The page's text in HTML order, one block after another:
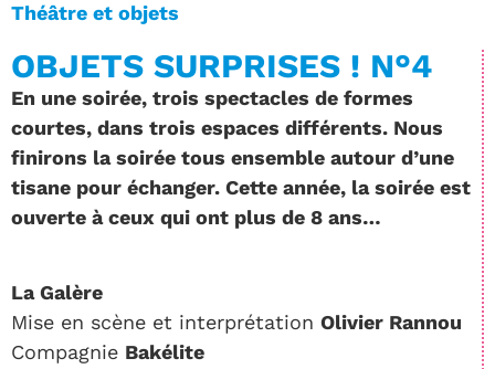
Théâtre et objets
OBJETS SURPRISES ! N°4
En une soirée, trois spectacles de formes
courtes, dans trois espaces différents. Nous
finirons la soirée tous ensemble autour d’une
tisane pour échanger. Cette année, la soirée est
ouverte à ceux qui ont plus de 8 ans…
La Galère
Mise en scène et interprétation Olivier Rannou
Compagnie Bakélite